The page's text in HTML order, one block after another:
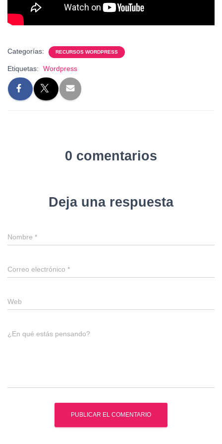
Categorías: RECURSOS WORDPRESS
Etiquetas: Wordpress
0 comentarios
Deja una respuesta
Nombre *
Correo electrónico *
Web
¿En qué estás pensando?